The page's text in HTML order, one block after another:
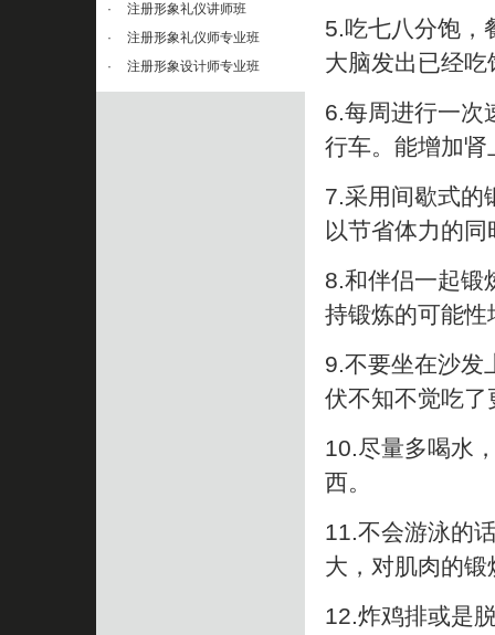
·
注册形象礼仪讲师班
·
注册形象礼仪师专业班
·
注册形象设计师专业班
5.吃七八分饱，
大脑发出已经吃
6.每周进行一次
行车。能增加
7.采用间歇式的
以节省体力的
8.和伴侣一起锻
持锻炼的可能性
9.不要坐在沙发
伏不知不觉吃了
10.尽量多喝水
西。
11.不会游泳的
大，对肌肉的锻
12.炸鸡排或是